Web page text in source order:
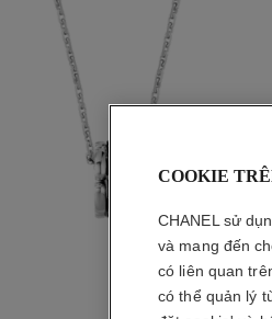
COOKIE
CHANEL sử
và mang đến
có liên quan
có thể quản lý